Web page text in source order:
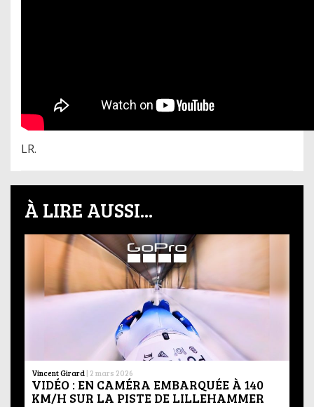
LR.
À LIRE AUSSI...
Vincent Girard | 2 mars 2026
VIDÉO : EN CAMÉRA EMBARQUÉE À 140
KM/H SUR LA PISTE DE LILLEHAMMER